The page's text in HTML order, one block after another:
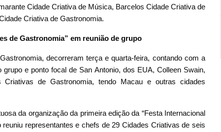
Cidade Criativa de Música, Barcelos Cidade Criativa de
Criativa de Gastronomia.
de Gastronomia” em reunião de grupo
decorreram terça e quarta-feira, contando com a
e ponto focal de San Antonio, dos EUA, Colleen Swain,
de Gastronomia, tendo Macau e outras cidades
da organização da primeira edição da “Festa Internacional
representantes e chefs de 29 Cidades Criativas de seis